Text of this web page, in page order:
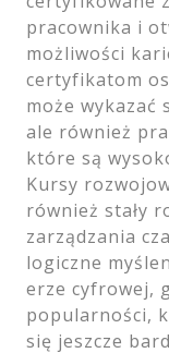
pracownika i
możliwości
certyfikatom
może wykazać
ale również
które są
Kursy
również stały
zarządzania
logiczne
erze cyfrowej,
popularności,
się jeszcze